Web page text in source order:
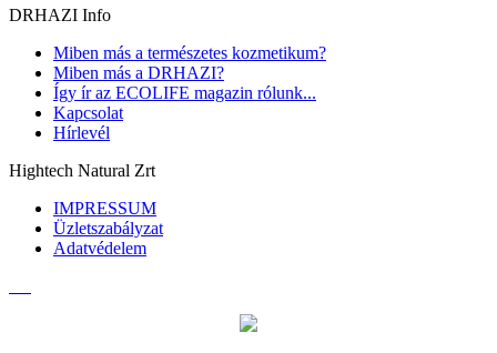
DRHAZI Info
Miben más a természetes kozmetikum?
Miben más a DRHAZI?
Így ír az ECOLIFE magazin rólunk...
Kapcsolat
Hírlevél
Hightech Natural Zrt
IMPRESSUM
Üzletszabályzat
Adatvédelem